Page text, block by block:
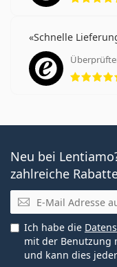
Schnelle
Neu bei
zahlreiche
E-Mail
Ich habe die
mit der Benutzung
und kann dies